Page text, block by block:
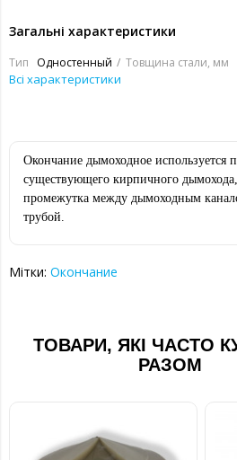
Загальні характеристики
Тип Одностенный Товщина стали, мм
Всі характеристики
Окончание дымоходное используется
существующего кирпичного
промежутка между дымоходным
трубой.
Мітки: Окончание
ТОВАРИ, ЯКІ ЧАСТО
РАЗОМ